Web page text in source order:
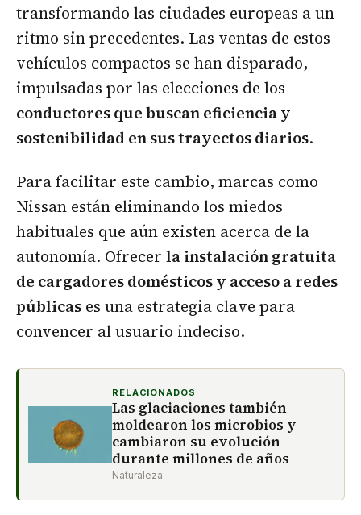
transformando las ciudades europeas a un
ritmo sin precedentes. Las ventas de estos
vehículos compactos se han disparado,
impulsadas por las elecciones de los
conductores que buscan eficiencia y
sostenibilidad en sus trayectos diarios.
Para facilitar este cambio, marcas como
Nissan están eliminando los miedos
habituales que aún existen acerca de la
autonomía. Ofrecer la instalación gratuita
de cargadores domésticos y acceso a redes
públicas es una estrategia clave para
convencer al usuario indeciso.
RELACIONADOS
Las glaciaciones también
moldearon los microbios y
cambiaron su evolución
durante millones de años
Naturaleza